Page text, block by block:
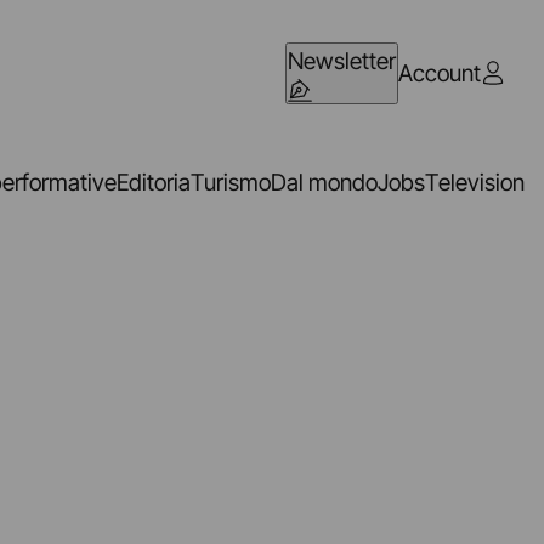
NewsletterAccount
EditoriaTurismoDal mondoJobsTelevision